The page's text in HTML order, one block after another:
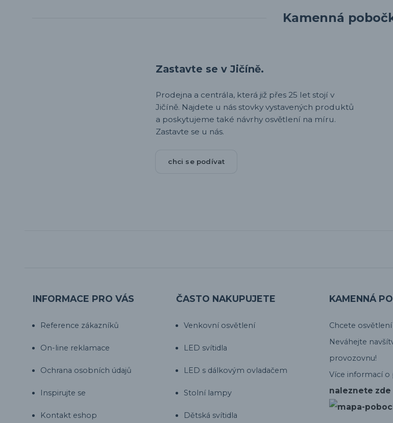
Kamenná
Zastavte se v Jičíně.
Prodejna a centrála, která již přes 25 let stojí v
Jičíně. Najdete u nás stovky vystavených produktů
a poskytujeme také návrhy osvětlení na míru.
Zastavte se u nás.
chci se podívat
INFORMACE PRO VÁS
Reference zákazníků
On-line reklamace
Ochrana osobních údajů
Inspirujte se
Kontakt eshop
ČASTO NAKUPUJETE
Venkovní osvětlení
LED svítidla
LED s dálkovým ovladačem
Stolní lampy
Dětská svítidla
KAMENNÁ
Chcete
Neváhejte
provozovnu!
Více informací
naleznete zde